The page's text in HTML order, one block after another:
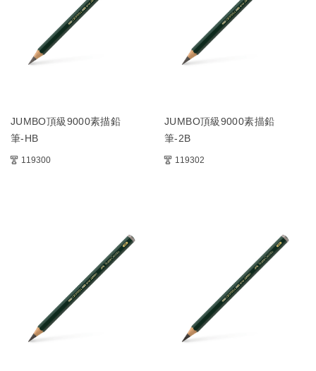
JUMBO頂級9000素描鉛
筆-HB
119300
JUMBO頂級9000素描鉛
筆-2B
119302